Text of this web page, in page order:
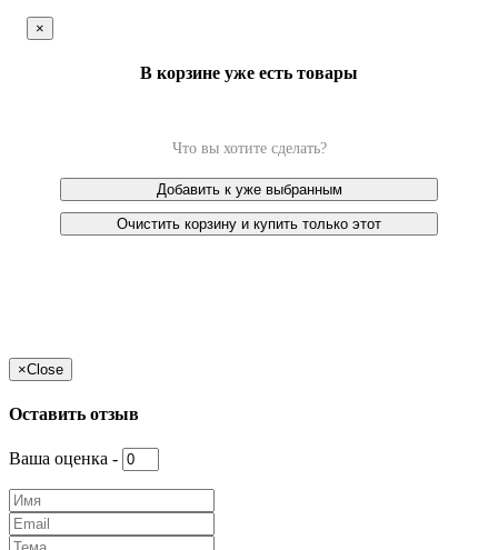
×
В корзине уже есть товары
Что вы хотите сделать?
Добавить к уже выбранным
Очистить корзину и купить только этот
×Close
Оставить отзыв
Ваша оценка -